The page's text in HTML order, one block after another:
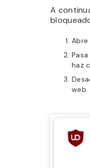
A
haz
web.